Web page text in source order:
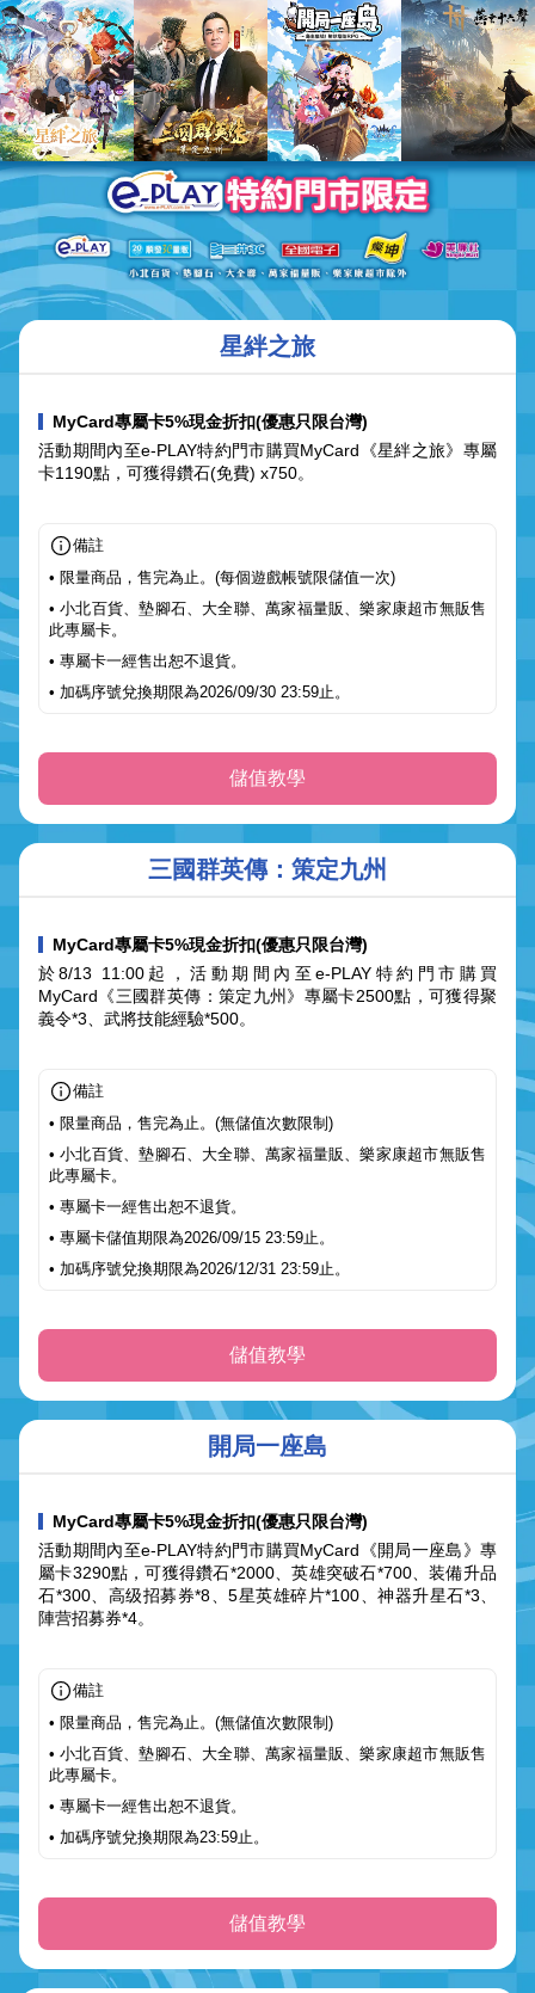
星絆之旅
MyCard專屬卡5%現金折扣(優惠只限台灣)
活動期間內至e-PLAY特約門市購買MyCard《星絆之旅》專屬
卡1190點，可獲得鑽石(免費) x750。
備註
• 限量商品，售完為止。(每個遊戲帳號限儲值一次)
• 小北百貨、墊腳石、大全聯、萬家福量販、樂家康超市無販售
此專屬卡。
• 專屬卡一經售出恕不退貨。
• 加碼序號兌換期限為2026/09/30 23:59止。
儲值教學
三國群英傳：策定九州
MyCard專屬卡5%現金折扣(優惠只限台灣)
於8/13 11:00起，活動期間內至e-PLAY特約門市購買
MyCard《三國群英傳：策定九州》專屬卡2500點，可獲得聚
義令*3、武將技能經驗*500。
備註
• 限量商品，售完為止。(無儲值次數限制)
• 小北百貨、墊腳石、大全聯、萬家福量販、樂家康超市無販售
此專屬卡。
• 專屬卡一經售出恕不退貨。
• 專屬卡儲值期限為2026/09/15 23:59止。
• 加碼序號兌換期限為2026/12/31 23:59止。
儲值教學
開局一座島
MyCard專屬卡5%現金折扣(優惠只限台灣)
活動期間內至e-PLAY特約門市購買MyCard《開局一座島》專
屬卡3290點，可獲得鑽石*2000、英雄突破石*700、装備升品
石*300、高级招募券*8、5星英雄碎片*100、神器升星石*3、
陣营招募券*4。
備註
• 限量商品，售完為止。(無儲值次數限制)
• 小北百貨、墊腳石、大全聯、萬家福量販、樂家康超市無販售
此專屬卡。
• 專屬卡一經售出恕不退貨。
• 加碼序號兌換期限為23:59止。
儲值教學